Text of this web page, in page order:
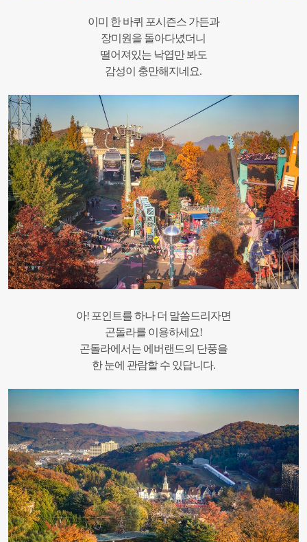
이미 한 바퀴 포시즌스 가든과
장미원을 돌아다녔더니
떨어져있는 낙엽만 봐도
감성이 충만해지네요.
아! 포인트를 하나 더 말씀드리자면
곤돌라를 이용하세요!
곤돌라에서는 에버랜드의 단풍을
한 눈에 관람할 수 있답니다.